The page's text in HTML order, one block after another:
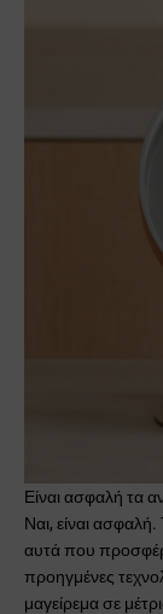
Είναι ασφαλή τα
Ναι, είναι
αυτά που
προηγμένες
μαγείρεμα σε